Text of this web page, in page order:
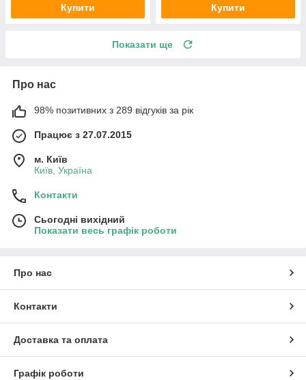
Купити Купити
Показати ще
Про нас
98% позитивних з 289 відгуків за рік
Працює з 27.07.2015
м. Київ
Київ, Україна
Контакти
Сьогодні вихідний
Показати весь графік роботи
Про нас
Контакти
Доставка та оплата
Графік роботи